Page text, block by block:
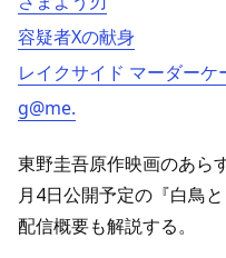
容疑者Xの献身
レイクサイド マーダーケ
g@me.
東野圭吾原作映画のあら
月4日公開予定の『白鳥
配信概要も解説する。